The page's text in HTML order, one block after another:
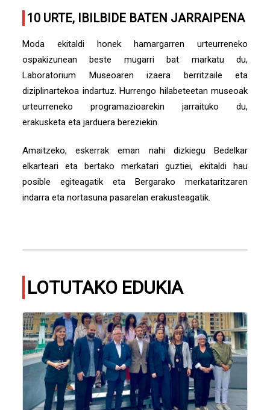
10 URTE, IBILBIDE BATEN JARRAIPENA
Moda ekitaldi honek hamargarren urteurreneko
ospakizunean beste mugarri bat markatu du,
Laboratorium Museoaren izaera berritzaile eta
diziplinartekoa indartuz. Hurrengo hilabeteetan museoak
urteurreneko programazioarekin jarraituko du,
erakusketa eta jarduera bereziekin.
​​Amaitzeko, eskerrak eman nahi dizkiegu Bedelkar
elkarteari eta bertako merkatari guztiei, ekitaldi hau
posible egiteagatik eta Bergarako merkataritzaren
indarra eta nortasuna pasarelan erakusteagatik.
LOTUTAKO EDUKIA